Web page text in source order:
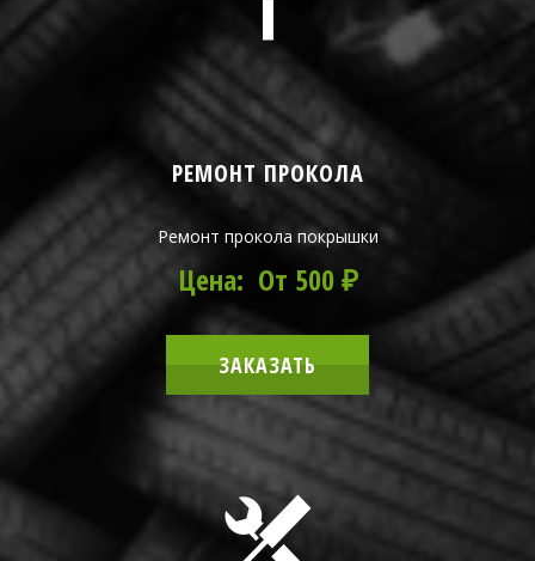
РЕМОНТ ПРОКОЛА
Ремонт прокола покрышки
Цена: От 500 ₽
ЗАКАЗАТЬ